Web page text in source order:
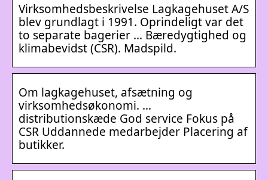
Virksomhedsbeskrivelse Lagkagehuset A/S
blev grundlagt i 1991. Oprindeligt var det
to separate bagerier … Bæredygtighed og
klimabevidst (CSR). Madspild.
Om lagkagehuset, afsætning og
virksomhedsøkonomi. …
distributionskæde God service Fokus på
CSR Uddannede medarbejder Placering af
butikker.